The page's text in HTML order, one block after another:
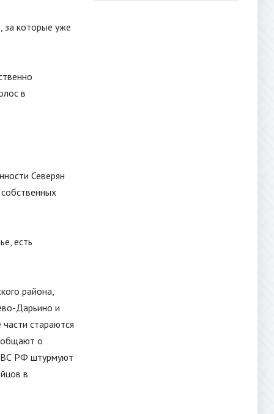
за которые уже
в
Северян
есть
района,
Дарьино и
стараются
о
ВС РФ штурмуют
в